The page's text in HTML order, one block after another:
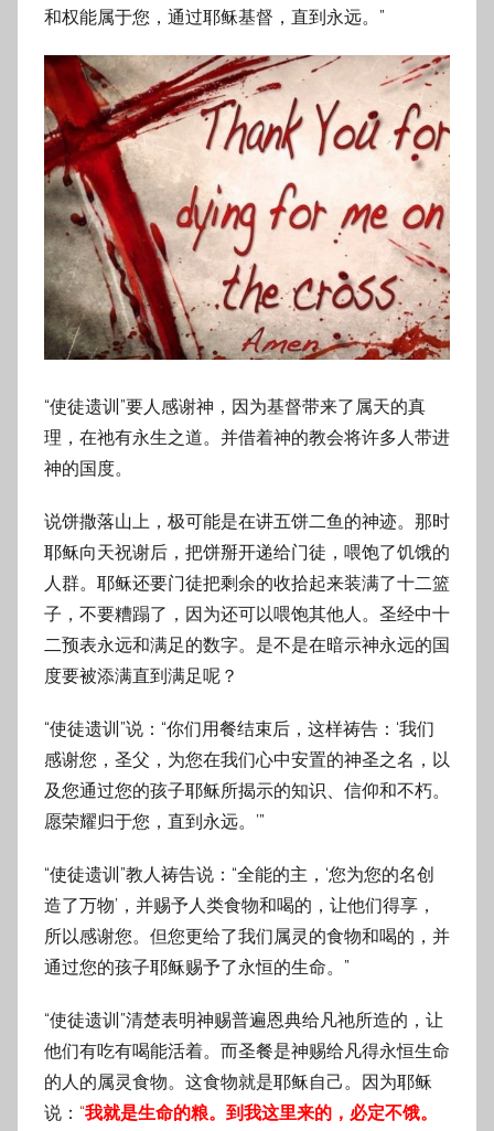
和权能属于您，通过耶稣基督，直到永远。”
“使徒遗训”要人感谢神，因为基督带来了属天的真
理，在祂有永生之道。并借着神的教会将许多人带进
神的国度。
说饼撒落山上，极可能是在讲五饼二鱼的神迹。那时
耶稣向天祝谢后，把饼掰开递给门徒，喂饱了饥饿的
人群。耶稣还要门徒把剩余的收拾起来装满了十二篮
子，不要糟蹋了，因为还可以喂饱其他人。圣经中十
二预表永远和满足的数字。是不是在暗示神永远的国
度要被添满直到满足呢？
“使徒遗训”说：“你们用餐结束后，这样祷告：‘我们
感谢您，圣父，为您在我们心中安置的神圣之名，以
及您通过您的孩子耶稣所揭示的知识、信仰和不朽。
愿荣耀归于您，直到永远。’”
“使徒遗训”教人祷告说：“全能的主，‘您为您的名创
造了万物’，并赐予人类食物和喝的，让他们得享，
所以感谢您。但您更给了我们属灵的食物和喝的，并
通过您的孩子耶稣赐予了永恒的生命。”
“使徒遗训”清楚表明神赐普遍恩典给凡祂所造的，让
他们有吃有喝能活着。而圣餐是神赐给凡得永恒生命
的人的属灵食物。这食物就是耶稣自己。因为耶稣
说： “我就是生命的粮。到我这里来的，必定不饿。